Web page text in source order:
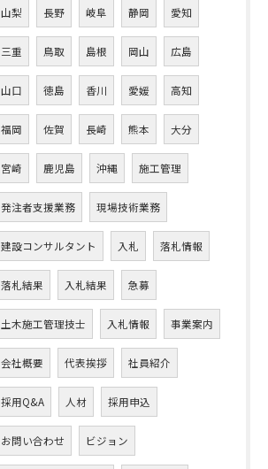
山梨 長野 岐阜 静岡 愛知
三重 鳥取 島根 岡山 広島
山口 徳島 香川 愛媛 高知
福岡 佐賀 長崎 熊本 大分
宮崎 鹿児島 沖縄 施工管理
発注者支援業務 現場技術業務
建設コンサルタント 入札 落札情報
落札結果 入札結果 急募
土木施工管理技士 入札情報 事業案内
会社概要 代表挨拶 社員紹介
採用Q&A 人材 採用申込
お問い合わせ ビジョン